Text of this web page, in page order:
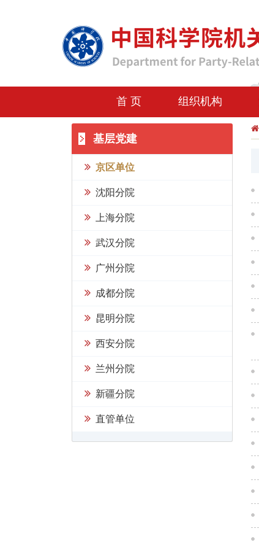
首 页 组织机构
基层党建
京区单位
沈阳分院
上海分院
武汉分院
广州分院
成都分院
昆明分院
西安分院
兰州分院
新疆分院
直管单位